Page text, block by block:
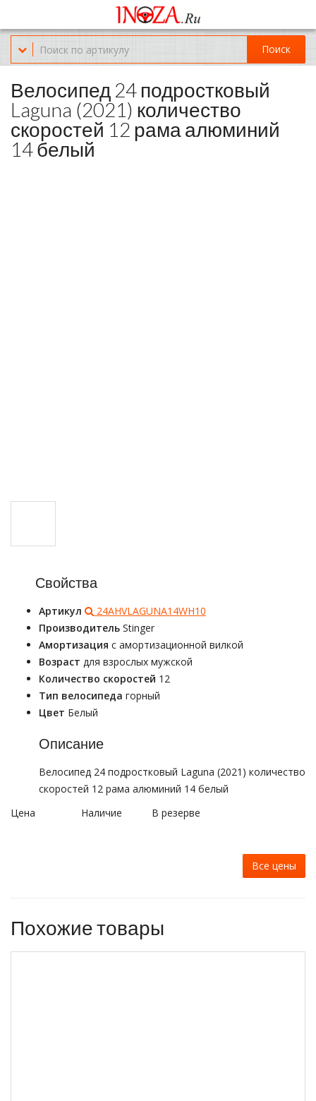
Офис обслуживания г.Краснодар (KRD) Куликова Поля 2 (магазин
Нож-мясо)
8-(967)-300-69-11
Поиск
Велосипед 24 подростковый
Laguna (2021) количество
скоростей 12 рама алюминий
14 белый
Свойства
Артикул
24AHVLAGUNA14WH10
Производитель Stinger
Амортизация с амортизационной вилкой
Возраст для взрослых мужской
Количество скоростей 12
Тип велосипеда горный
Цвет Белый
Описание
Велосипед 24 подростковый Laguna (2021) количество
скоростей 12 рама алюминий 14 белый
Цена
Наличие В резерве
Все цены
Похожие товары